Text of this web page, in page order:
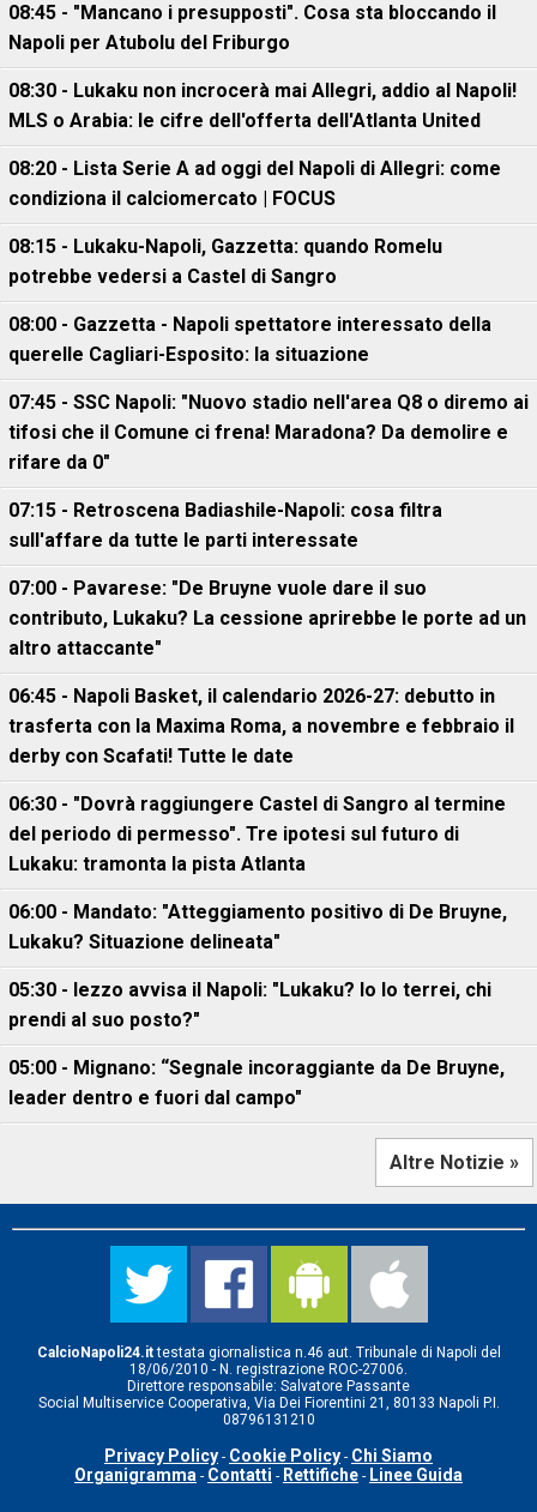
08:45 - "Mancano i presupposti". Cosa sta bloccando il
Napoli per Atubolu del Friburgo
08:30 - Lukaku non incrocerà mai Allegri, addio al Napoli!
MLS o Arabia: le cifre dell'offerta dell'Atlanta United
08:20 - Lista Serie A ad oggi del Napoli di Allegri: come
condiziona il calciomercato | FOCUS
08:15 - Lukaku-Napoli, Gazzetta: quando Romelu
potrebbe vedersi a Castel di Sangro
08:00 - Gazzetta - Napoli spettatore interessato della
querelle Cagliari-Esposito: la situazione
07:45 - SSC Napoli: "Nuovo stadio nell'area Q8 o diremo ai
tifosi che il Comune ci frena! Maradona? Da demolire e
rifare da 0"
07:15 - Retroscena Badiashile-Napoli: cosa filtra
sull'affare da tutte le parti interessate
07:00 - Pavarese: "De Bruyne vuole dare il suo
contributo, Lukaku? La cessione aprirebbe le porte ad un
altro attaccante"
06:45 - Napoli Basket, il calendario 2026-27: debutto in
trasferta con la Maxima Roma, a novembre e febbraio il
derby con Scafati! Tutte le date
06:30 - "Dovrà raggiungere Castel di Sangro al termine
del periodo di permesso". Tre ipotesi sul futuro di
Lukaku: tramonta la pista Atlanta
06:00 - Mandato: "Atteggiamento positivo di De Bruyne,
Lukaku? Situazione delineata"
05:30 - Iezzo avvisa il Napoli: "Lukaku? Io lo terrei, chi
prendi al suo posto?"
05:00 - Mignano: “Segnale incoraggiante da De Bruyne,
leader dentro e fuori dal campo"
Altre Notizie »
CalcioNapoli24.ittestata giornalistica n.46 aut. Tribunale di Napoli del
18/06/2010 - N. registrazione ROC-27006.
Direttore responsabile: Salvatore Passante
Social Multiservice Cooperativa, Via Dei Fiorentini 21, 80133 Napoli P.I.
08796131210
Privacy Policy - Cookie Policy - Chi Siamo
Organigramma - Contatti - Rettifiche - Linee Guida